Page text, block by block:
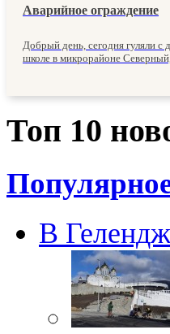
Аварийное ограждение
Добрый день, сегодня гуляли с
школе в микрорайоне
Топ 10
В